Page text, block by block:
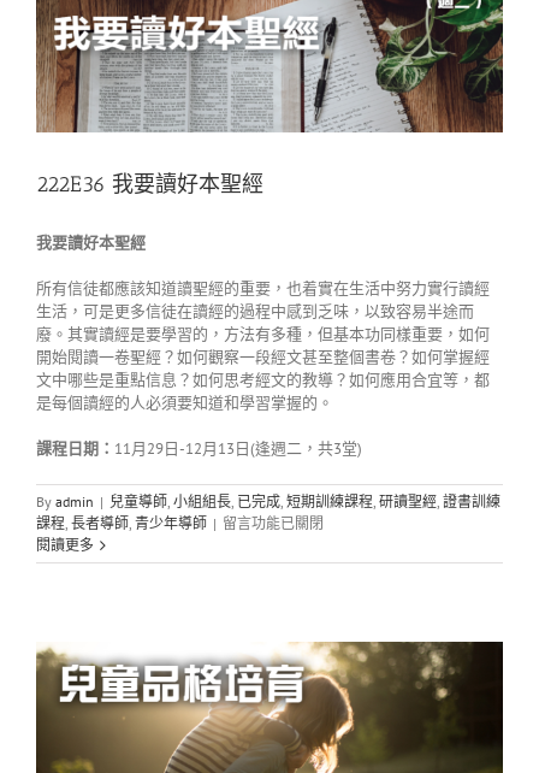
走〉
中
222E36 我要讀好本聖經
我要讀好本聖經
所有信徒都應該知道讀聖經的重要，也着實在生活中努力實行讀經
生活，可是更多信徒在讀經的過程中感到乏味，以致容易半途而
廢。其實讀經是要學習的，方法有多種，但基本功同樣重要，如何
開始閱讀一卷聖經？如何觀察一段經文甚至整個書卷？如何掌握經
文中哪些是重點信息？如何思考經文的教導？如何應用合宜等，都
是每個讀經的人必須要知道和學習掌握的。
課程日期： 11月29日-12月13日(逢週二，共3堂)
By admin | 兒童導師, 小組組長, 已完成, 短期訓練課程, 研讀聖經, 證書訓練
課程, 長者導師, 青少年導師 | 在
我
聖
經〉
中
留言功能已關閉
閱讀更多